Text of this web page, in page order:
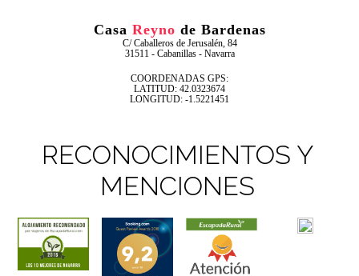
Casa Reyno de Bardenas
C/ Caballeros de Jerusalén, 84
31511 - Cabanillas - Navarra
COORDENADAS GPS:
LATITUD: 42.0323674
LONGITUD: -1.5221451
RECONOCIMIENTOS Y
MENCIONES